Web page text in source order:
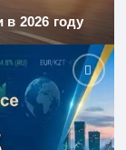
в 2026 году